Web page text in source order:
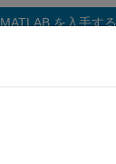
MATLAB を入手する